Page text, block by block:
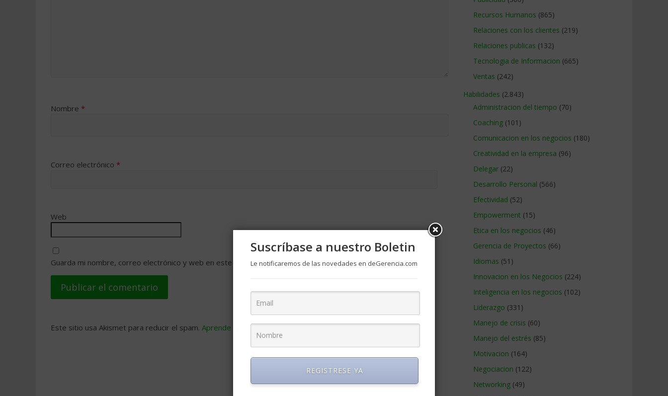
Nombre *
Correo electrónico *
Web
Guarda mi nombre, correo electrónico y web en este navegador para la próxima vez que comente.
Este sitio usa Akismet para reducir el spam. Aprende cómo se procesan los datos de tus comentarios.
Recursos Humanos (865)
Relaciones con los clientes (219)
Relaciones publicas (132)
Tecnologia de Informacion (665)
Ventas (242)
Habilidades (2.843)
Administracion del tiempo (70)
Coaching (101)
Comunicacion en los negocios (180)
Creatividad en la empresa (96)
Delegar (22)
Desarrollo Personal (566)
Efectividad (52)
Empowerment (15)
Etica en los negocios (46)
Gerencia de Proyectos (66)
Idiomas (51)
Innovacion en los Negocios (224)
Inteligencia en los negocios (102)
Liderazgo (331)
Manejo de crisis (60)
Manejo del estrés (85)
Motivacion (164)
Negociacion (122)
Networking (49)
Suscríbase a nuestro Boletin
Le notificaremos de las novedades en deGerencia.com
REGISTRESE YA